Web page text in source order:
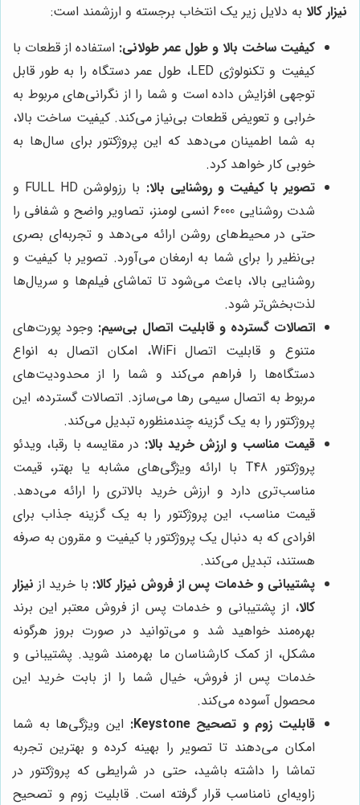
نیزار کالا به دلایل زیر یک انتخاب برجسته و ارزشمند است:
کیفیت ساخت بالا و طول عمر طولانی: استفاده از قطعات با
کیفیت و تکنولوژی LED، طول عمر دستگاه را به طور قابل
توجهی افزایش داده است و شما را از نگرانی‌های مربوط به
خرابی و تعویض قطعات بی‌نیاز می‌کند. کیفیت ساخت بالا،
به شما اطمینان می‌دهد که این پروژکتور برای سال‌ها به
خوبی کار خواهد کرد.
تصویر با کیفیت و روشنایی بالا:
با رزولوشن FULL HD و
شدت روشنایی 6000 انسی لومنز، تصاویر واضح و شفافی را
حتی در محیط‌های روشن ارائه می‌دهد و تجربه‌ای بصری
بی‌نظیر را برای شما به ارمغان می‌آورد. تصویر با کیفیت و
روشنایی بالا، باعث می‌شود تا تماشای فیلم‌ها و سریال‌ها
لذت‌بخش‌تر شود.
اتصالات گسترده و قابلیت اتصال بی‌سیم: وجود پورت‌های
متنوع و قابلیت اتصال WiFi، امکان اتصال به انواع
دستگاه‌ها را فراهم می‌کند و شما را از محدودیت‌های
مربوط به اتصال سیمی رها می‌سازد. اتصالات گسترده، این
پروژکتور را به یک گزینه چندمنظوره تبدیل می‌کند.
قیمت مناسب و ارزش خرید بالا: در مقایسه با رقبا، ویدئو
پروژکتور T48 با ارائه ویژگی‌های مشابه یا بهتر، قیمت
مناسب‌تری دارد و ارزش خرید بالاتری را ارائه می‌دهد.
قیمت مناسب، این پروژکتور را به یک گزینه جذاب برای
افرادی که به دنبال یک پروژکتور با کیفیت و مقرون به صرفه
هستند، تبدیل می‌کند.
پشتیبانی و خدمات پس از فروش نیزار کالا: با خرید از نیزار
کالا، از پشتیبانی و خدمات پس از فروش معتبر این برند
بهره‌مند خواهید شد و می‌توانید در صورت بروز هرگونه
مشکل، از کمک کارشناسان ما بهره‌مند شوید. پشتیبانی و
خدمات پس از فروش، خیال شما را از بابت خرید این
محصول آسوده می‌کند.
قابلیت زوم و تصحیح Keystone:
این ویژگی‌ها به شما
امکان می‌دهند تا تصویر را بهینه کرده و بهترین تجربه
تماشا را داشته باشید، حتی در شرایطی که پروژکتور در
زاویه‌ای نامناسب قرار گرفته است. قابلیت زوم و تصحیح